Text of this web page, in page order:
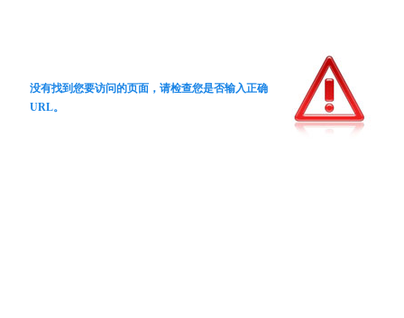
没有找到您要访问的页面，请检查您是否输入正确
URL。